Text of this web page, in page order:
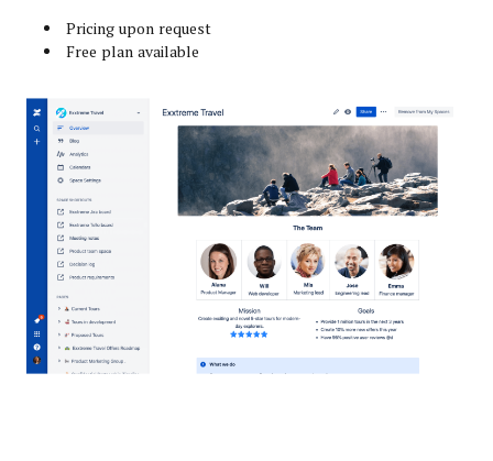
Pricing upon request
Free plan available